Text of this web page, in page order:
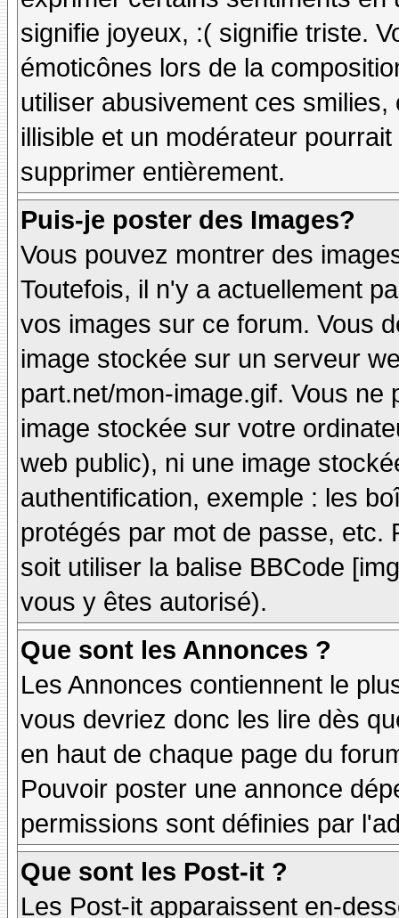
signifie joyeux, :( signifie triste.
émoticônes lors de la
utiliser abusivement ces
illisible et un modérateur
supprimer entièrement.
Puis-je poster des Images?
Vous pouvez montrer des
Toutefois, il n'y a actuellement
vos images sur ce forum. Vous
image stockée sur un serveur
part.net/mon-image.gif. Vous
image stockée sur votre
web public), ni une image
authentification, exemple : les
protégés par mot de passe, etc.
soit utiliser la balise BBCode
vous y êtes autorisé).
Que sont les Annonces ?
Les Annonces contiennent le
vous devriez donc les lire dès
en haut de chaque page du
Pouvoir poster une annonce
permissions sont définies par
Que sont les Post-it ?
Les Post-it apparaissent en-